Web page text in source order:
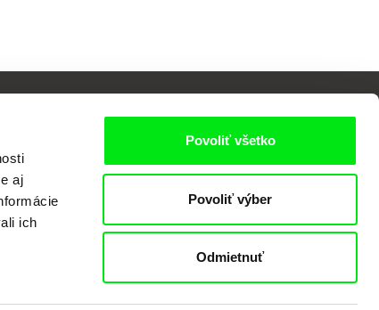
aj
ich
Povoliť všetko
Povoliť výber
Odmietnuť